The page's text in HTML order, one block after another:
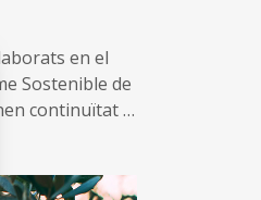
en el
Sostenible de
continuïtat a
destinacions